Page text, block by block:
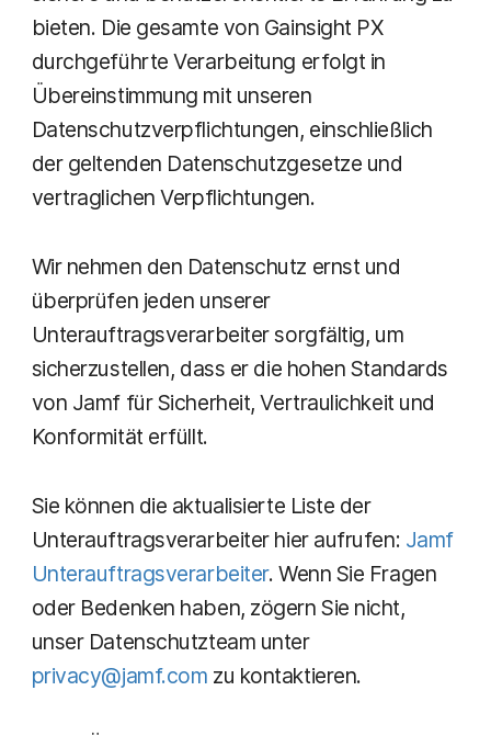
bieten. Die gesamte von Gainsight PX
durchgeführte Verarbeitung erfolgt in
Übereinstimmung mit unseren
Datenschutzverpflichtungen, einschließlich
der geltenden Datenschutzgesetze und
vertraglichen Verpflichtungen.
Wir nehmen den Datenschutz ernst und
überprüfen jeden unserer
Unterauftragsverarbeiter sorgfältig, um
sicherzustellen, dass er die hohen Standards
von Jamf für Sicherheit, Vertraulichkeit und
Konformität erfüllt.
Sie können die aktualisierte Liste der
Unterauftragsverarbeiter hier aufrufen: Jamf
Unterauftragsverarbeiter. Wenn Sie Fragen
oder Bedenken haben, zögern Sie nicht,
unser Datenschutzteam unter
privacy@jamf.com zu kontaktieren.